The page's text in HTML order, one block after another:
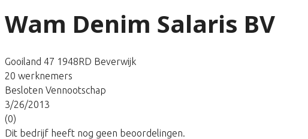
Wam Denim Salaris BV
Gooiland 47 1948RD Beverwijk
20 werknemers
Besloten Vennootschap
3/26/2013
(0)
Dit bedrijf heeft nog geen beoordelingen.